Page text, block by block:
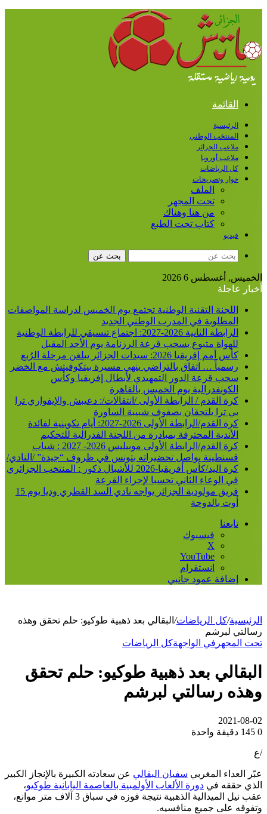
القائمة
الرئيسية
المنتخب الوطني
ملاعب الجزائر
ملاعب أوروبا
كل الرياضات
حوار وتصريحات
الملف
تحت المجهر
من هنا وهناك
كتاب تحت الطبع
فيديو
بحث عن
الخميس, أغسطس 6 2026
أخبار عاجلة
اللجنة التقنية الوطنية تجتمع يوم الخميس لدراسة المواصفات
المطلوبة في المدرب الوطني الجديد
الرابطة الثانية 2026-2027: اجتماع تنسيقي للرابطة الوطنية
للهواة متبوع بسحب قرعة الرزنامة يوم الأحد المقبل
كأس أمم إفريقيا 2026: سيدات الجزائر يبلغن مرحلة الرُبع
رسمياً … اتفاق بالتراضي ينهي مسيرة بيتكوفيتش مع الخضر
سحب قرعة الدور التمهيدي لأبطال إفريقيا وكأس
الكونفدرالية يوم الخميس بالقاهرة
كرة القدم / الرابطة الأولى /انتقالات/: دعيبش والإيفواري ترا
بي ترا يلتحقان بصفوف شبيبة الساورة
كرة القدم/الرابطة الأولى 2026-2027: أيام تكوينية لفائدة
الأندية المحترفة بمبادرة من اللجنة الفدرالية للتحكيم
كرة القدم/الرابطة الأولى موبيليس 2026- 2027 : شباب
قسنطينة يواصل تحضيراته بتونس في ظروف “جيدة” /النادي/
كرة اليد/كأس أفريقيا-2026 للأشبال ذكور : المنتخب الجزائري
في الوعاء الثاني تحسبا لإجراء القرعة
فريق مولودية الجزائر يواجه نادي السد القطري وديا يوم 15
أوت بالدوحة
تابعنا
فيسبوك
‫X
‫YouTube
انستقرام
إضافة عمود جانبي
الرئيسية/كل الرياضات/ البقالي بعد ذهبية طوكيو: حلم تحقق وهذه
رسالتي لبرشم
تحت المجهر في الواجهةكل الرياضات
البقالي بعد ذهبية طوكيو: حلم تحقق
وهذه رسالتي لبرشم
2021-08-02
0
دقيقة واحدة
/ع
عبّر العداء المغربي سفيان البقالي عن سعادته الكبيرة بالإنجاز الكبير
الذي حققه في دورة الألعاب الأولمبية بالعاصمة اليابانية طوكيو،
عقب نيل الميدالية الذهبية نتيجة فوزه في سباق 3 آلاف متر موانع،
وتفوقه على جميع منافسيه.